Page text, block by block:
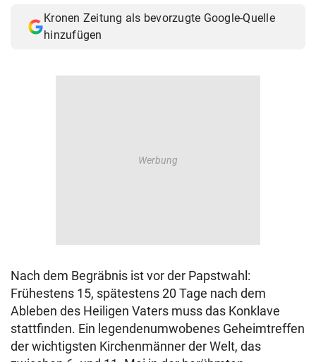
Kronen Zeitung als bevorzugte Google-Quelle
hinzufügen
Nach dem Begräbnis ist vor der Papstwahl:
Frühestens 15, spätestens 20 Tage nach dem
Ableben des Heiligen Vaters muss das Konklave
stattfinden. Ein legendenumwobenes Geheimtreffen
der wichtigsten Kirchenmänner der Welt, das